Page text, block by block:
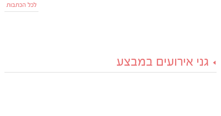
לכל הכתבות
גני אירועים במבצע